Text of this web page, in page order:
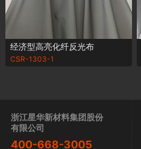
经济型高亮化纤反光布
CSR-1303-1
浙江星华新材料集团股份
有限公司
400-668-3005